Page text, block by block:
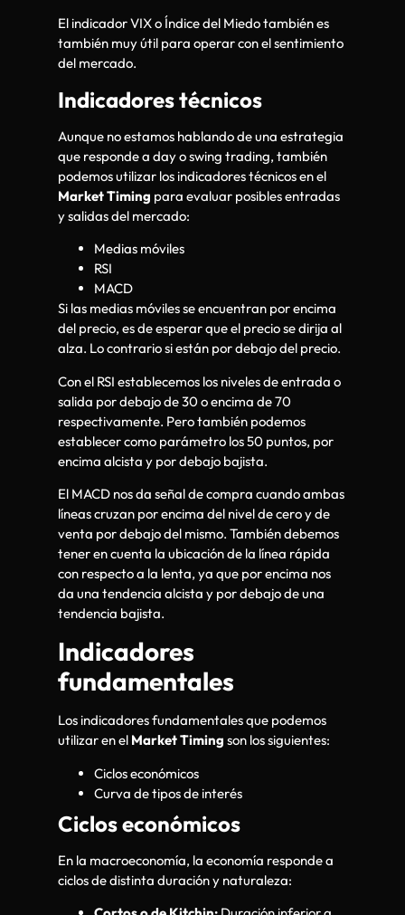
El indicador VIX o Índice del Miedo también es
también muy útil para operar con el sentimiento
del mercado.
Indicadores técnicos
Aunque no estamos hablando de una estrategia
que responde a day o swing trading, también
podemos utilizar los indicadores técnicos en el
Market Timing para evaluar posibles entradas
y salidas del mercado:
Medias móviles
RSI
MACD
Si las medias móviles se encuentran por encima
del precio, es de esperar que el precio se dirija al
alza. Lo contrario si están por debajo del precio.
Con el RSI establecemos los niveles de entrada o
salida por debajo de 30 o encima de 70
respectivamente. Pero también podemos
establecer como parámetro los 50 puntos, por
encima alcista y por debajo bajista.
El MACD nos da señal de compra cuando ambas
líneas cruzan por encima del nivel de cero y de
venta por debajo del mismo. También debemos
tener en cuenta la ubicación de la línea rápida
con respecto a la lenta, ya que por encima nos
da una tendencia alcista y por debajo de una
tendencia bajista.
Indicadores
fundamentales
Los indicadores fundamentales que podemos
utilizar en el Market Timing son los siguientes:
Ciclos económicos
Curva de tipos de interés
Ciclos económicos
En la macroeconomía, la economía responde a
ciclos de distinta duración y naturaleza: